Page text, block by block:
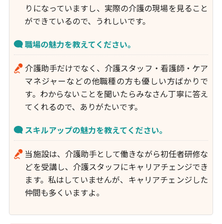
りになっていますし、実際の介護の現場を見ること
ができているので、うれしいです。
職場の魅力を教えてください。
介護助手だけでなく、介護スタッフ・看護師・ケア
マネジャーなどの他職種の方も優しい方ばかりで
す。わからないことを聞いたらみなさん丁寧に答え
てくれるので、ありがたいです。
スキルアップの魅力を教えてください。
当施設は、介護助手として働きながら初任者研修な
どを受講し、介護スタッフにキャリアチェンジでき
ます。私はしていませんが、キャリアチェンジした
仲間も多くいますよ。